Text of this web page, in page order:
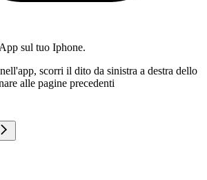
sul tuo Iphone.
scorri il dito da sinistra a destra dello
alle pagine precedenti